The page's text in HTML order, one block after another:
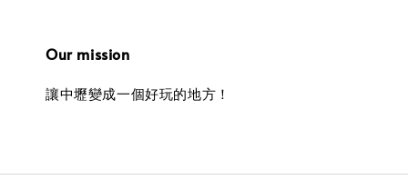
Our mission
讓中壢變成一個好玩的地方！